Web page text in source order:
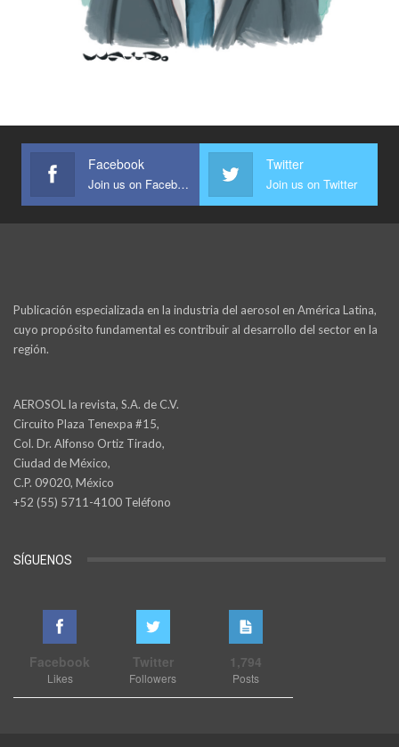
Facebook
Join us on Facebook
Twitter
Join us on Twitter
Publicación especializada en la industria del aerosol en América Latina,
cuyo propósito fundamental es contribuir al desarrollo del sector en la
región.
AEROSOL la revista, S.A. de C.V.
Circuito Plaza Tenexpa #15,
Col. Dr. Alfonso Ortiz Tirado,
Ciudad de México,
C.P. 09020, México
+52 (55) 5711-4100 Teléfono
SÍGUENOS
Facebook
Likes
Twitter
Followers
1,794
Posts